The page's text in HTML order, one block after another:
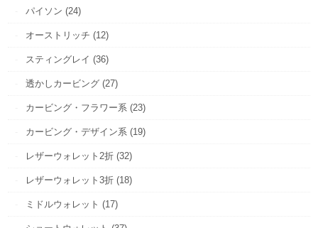
パイソン (24)
オーストリッチ (12)
スティングレイ (36)
透かしカービング (27)
カービング・フラワー系 (23)
カービング・デザイン系 (19)
レザーウォレット2折 (32)
レザーウォレット3折 (18)
ミドルウォレット (17)